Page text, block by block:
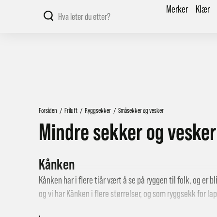
Merker Klær
Forsiden / Friluft / Ryggsekker / Småsekker og vesker
Mindre sekker og vesker
Kånken
Kånken har i flere tiår vært å se på ryggen til folk, og er
og vi har Kånken i flere størrelser, og som ryggsekk for